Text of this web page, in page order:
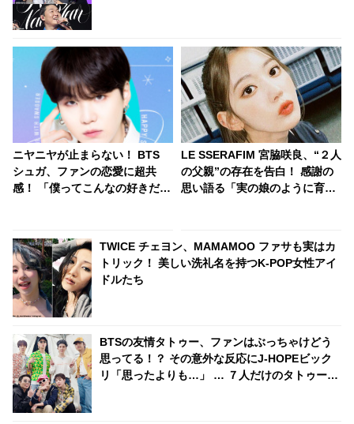
ニヤニヤが止まらない！ BTS
シュガ、ファンの恋愛に超共
感！ 「僕ってこんなの好きだっ
る様子がかわいすぎる
LE SSERAFIM 宮脇咲良、“２人
の父親”の存在を告白！ 感謝の
思い語る「実の娘のように育て
にも臆せず堂々とした姿を見せ
る彼女に称賛の声
TWICE チェヨン、MAMAMOO ファサも実はカ
トリック！ 美しい洗礼名を持つK-POP女性アイ
ドルたち
BTSの友情タトゥー、ファンはぶっちゃけどう
思ってる！？ その意外な反応にJ-HOPEビック
リ「思ったよりも…」 … ７人だけのタトゥー計